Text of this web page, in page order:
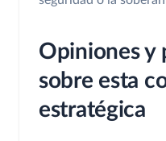
Opiniones y
sobre esta
estratégica